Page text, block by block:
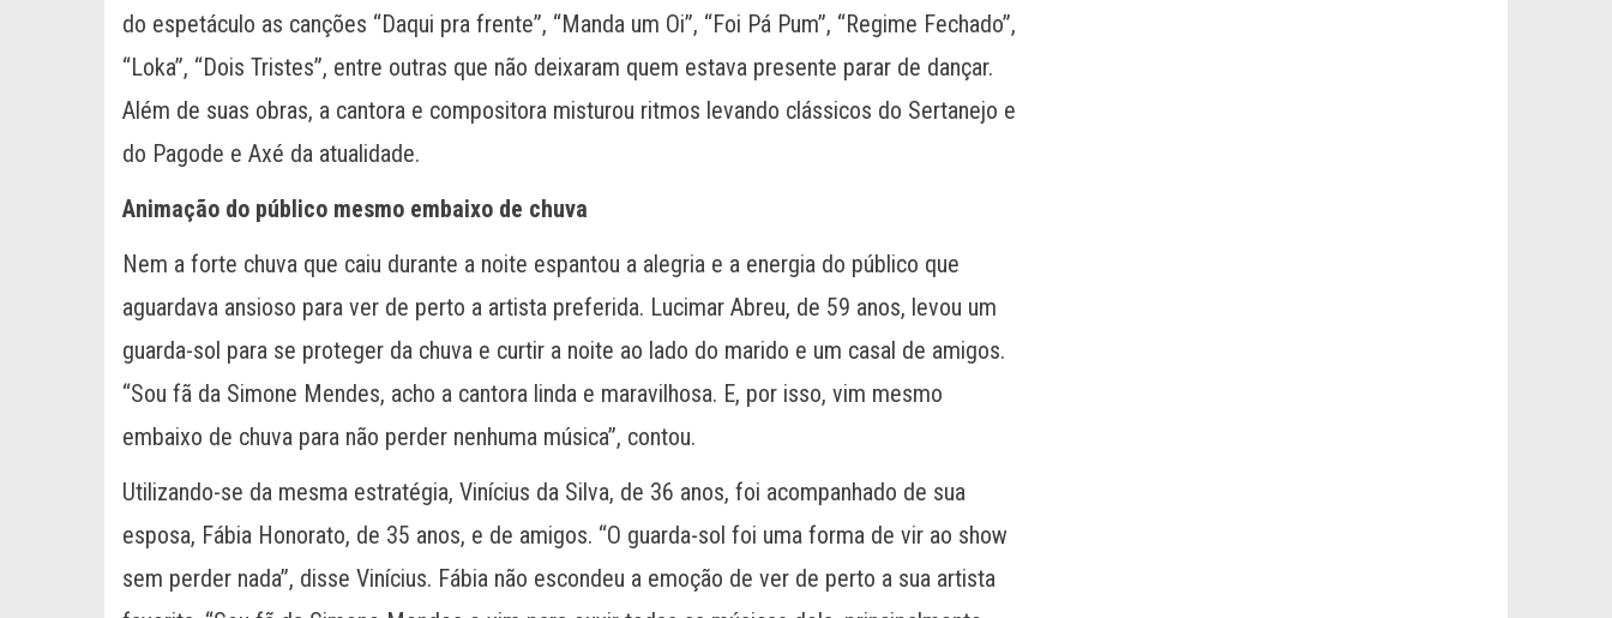
do espetáculo as canções “Daqui pra frente”, “Manda um Oi”, “Foi Pá Pum”, “Regime Fechado”,
“Loka”, “Dois Tristes”, entre outras que não deixaram quem estava presente parar de dançar.
Além de suas obras, a cantora e compositora misturou ritmos levando clássicos do Sertanejo e
do Pagode e Axé da atualidade.
Animação do público mesmo embaixo de chuva
Nem a forte chuva que caiu durante a noite espantou a alegria e a energia do público que
aguardava ansioso para ver de perto a artista preferida. Lucimar Abreu, de 59 anos, levou um
guarda-sol para se proteger da chuva e curtir a noite ao lado do marido e um casal de amigos.
“Sou fã da Simone Mendes, acho a cantora linda e maravilhosa. E, por isso, vim mesmo
embaixo de chuva para não perder nenhuma música”, contou.
Utilizando-se da mesma estratégia, Vinícius da Silva, de 36 anos, foi acompanhado de sua
esposa, Fábia Honorato, de 35 anos, e de amigos. “O guarda-sol foi uma forma de vir ao show
sem perder nada”, disse Vinícius. Fábia não escondeu a emoção de ver de perto a sua artista